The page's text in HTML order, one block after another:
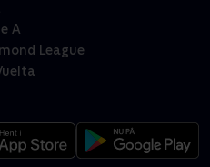
A
League